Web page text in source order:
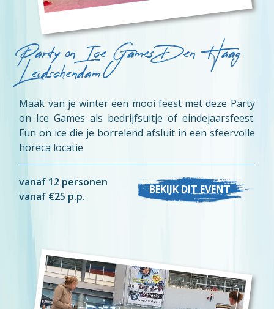
Party on Ice Games Den Haag
Leidschendam
Maak van je winter een mooi feest met deze Party
on Ice Games als bedrijfsuitje of eindejaarsfeest.
Fun on ice die je borrelend afsluit in een sfeervolle
horeca locatie
vanaf 12 personen
vanaf €25 p.p.
BEKIJK DIT EVENT